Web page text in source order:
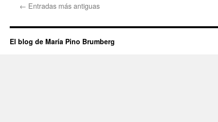
← Entradas más antiguas
El blog de María Pino Brumberg